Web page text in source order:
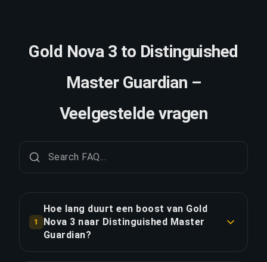
Gold Nova 3 to Distinguished
Master Guardian –
Veelgestelde vragen
1
Hoe lang duurt een boost van Gold
Nova 3 naar Distinguished Master
Guardian?